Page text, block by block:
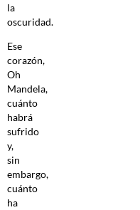
la
oscuridad.
Ese
corazón,
Oh
Mandela,
cuánto
habrá
sufrido
y,
sin
embargo,
cuánto
ha